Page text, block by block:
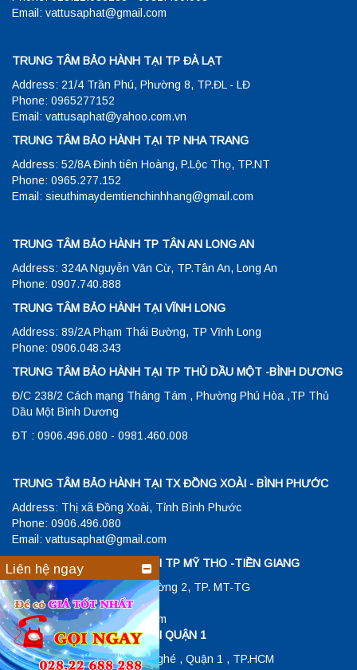
Email: vattusaphat@gmail.com
TRUNG TÂM BẢO HÀNH TẠI TP ĐÀ LẠT
Address: 21/4 Trần Phú, Phường 8, TP.ĐL - LĐ
Phone: 0965277152
Email: vattusaphat@yahoo.com.vn
TRUNG TÂM BẢO HÀNH TẠI TP NHA TRANG
Address: 52/8A Đinh tiên Hoàng, P.Lộc Thọ, TP.NT
Phone: 0965.277.152
Email: sieuthimaydemtienchinhhang@gmail.com
TRUNG TÂM BẢO HÀNH TP TÂN AN LONG AN
Address: 324A Nguyễn Văn Cừ, TP.Tân An, Long An
Phone: 0907.740.888
TRUNG TÂM BẢO HÀNH TẠI VĨNH LONG
Address: 89/2A Phạm Thái Bường, TP Vĩnh Long
Phone: 0906.048.343
TRUNG TÂM BẢO HÀNH TẠI TP THỦ DẦU MỘT -BÌNH DƯƠNG
Đ/C 238/2 Cách mạng Tháng Tám , Phường Phú Hòa ,TP Thủ
Dầu Một Bình Dương
ĐT : 0906.496.080 - 0981.460.008
TRUNG TÂM BẢO HÀNH TẠI TX ĐỒNG XOÀI - BÌNH PHƯỚC
Address: Thị xã Đồng Xoài, Tỉnh Bình Phước
Phone: 0906.496.080
Email: vattusaphat@gmail.com
TRUNG TÂM BẢO HÀNH TẠI TP MỸ THO -TIỀN GIANG
Đ/C: 23/1 Hùng Vương , Phường 2, TP. MT-TG
ĐT: 0906048343
Email: vattusaphat@gmail.com
TRUNG TÂM BẢO HÀNH TẠI QUẬN 1
Address: 26 Lê Lợi , P.Bến Nghé , Quận 1 , TP.HCM
Liên hệ ngay